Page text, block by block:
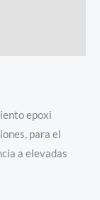
epoxi
para el
a elevadas